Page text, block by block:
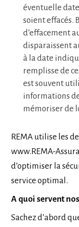
éventuelle date
soient effacés.
d’effacement
disparaissent
à la date
remplisse de
est souvent
informations
mémoriser de
REMA utilise les
www.REMA-
d’optimiser la
service optimal.
A quoi servent
Sachez d’abord